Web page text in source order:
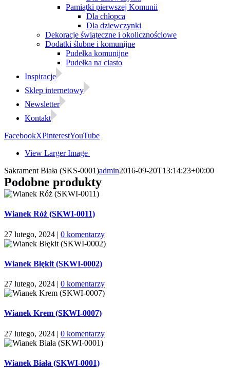
Pamiątki pierwszej Komunii
Dla chłopca
Dla dziewczynki
Dekoracje świąteczne i okolicznościowe
Dodatki ślubne i komunijne
Pudełka komunijne
Pudełka na ciasto
Inspiracje
Sklep internetowy
Newsletter
Kontakt
FacebookXPinterestYouTube
View Larger Image
Sakrament Biała (SKS-0001)admin2016-09-20T13:14:23+00:00
Podobne produkty
Wianek Róż (SKWI-0011)
27 lutego, 2024 | 0 komentarzy
Wianek Błękit (SKWI-0002)
27 lutego, 2024 | 0 komentarzy
Wianek Krem (SKWI-0007)
27 lutego, 2024 | 0 komentarzy
Wianek Biała (SKWI-0001)